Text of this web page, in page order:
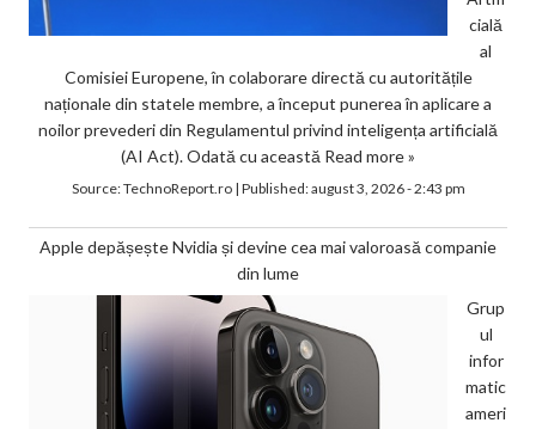
cială
al
Comisiei Europene, în colaborare directă cu autoritățile
naționale din statele membre, a început punerea în aplicare a
noilor prevederi din Regulamentul privind inteligența artificială
(AI Act). Odată cu această Read more »
Source:TechnoReport.ro| Published:august 3, 2026 - 2:43 pm
Apple depășește Nvidia și devine cea mai valoroasă companie
din lume
Grup
ul
infor
matic
ameri